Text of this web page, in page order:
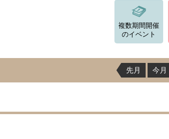
複数期間開催
のイベント
先月 今月